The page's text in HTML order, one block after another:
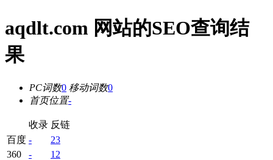
aqdlt.com 网站的SEO查询结
果
PC词数0 移动词数0
首页位置-
收录 反链
百度 -
23
360
-
12